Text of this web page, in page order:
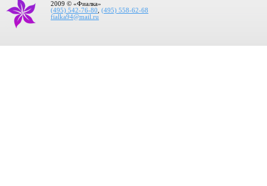
2009 © «Фиалка»
(495) 542-76-80
(495) 558-62-68
fialka94@mail.ru